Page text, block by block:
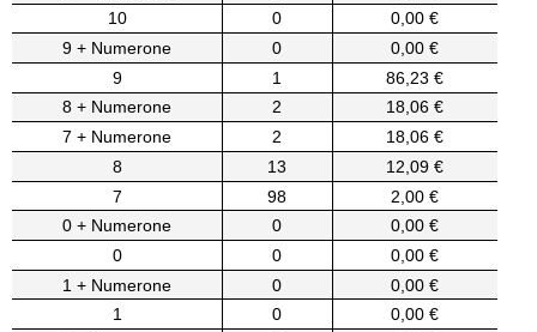
10
0
0,00 €
9 + Numerone
0
0,00 €
9
1
86,23 €
8 + Numerone
2
18,06 €
7 + Numerone
2
18,06 €
8
13
12,09 €
7
98
2,00 €
0 + Numerone
0
0,00 €
0
0
0,00 €
1 + Numerone
0
0,00 €
1
0
0,00 €